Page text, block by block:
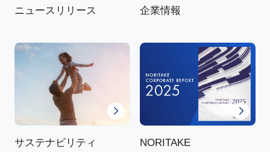
ニュースリリース 企業情報
サステナビリティ
NORITAKE